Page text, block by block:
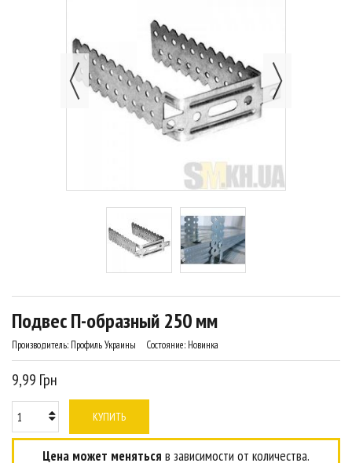
Подвес П-образный 250 мм
Производитель: Профиль Украины Состояние: Новинка
9,99 Грн
КУПИТЬ
Цена может меняться в зависимости от количества.